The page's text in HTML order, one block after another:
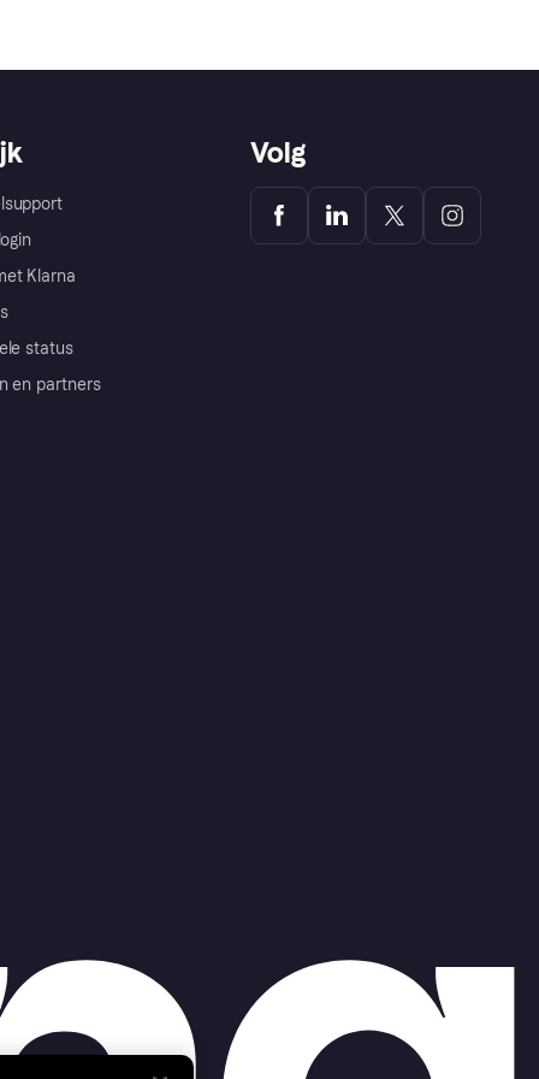
Klarna
status
en partners
Volg